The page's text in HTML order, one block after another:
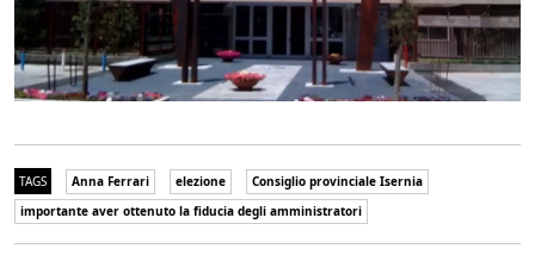
TAGS Anna Ferrari elezione
Consiglio provinciale Isernia
importante aver ottenuto la fiducia degli amministratori